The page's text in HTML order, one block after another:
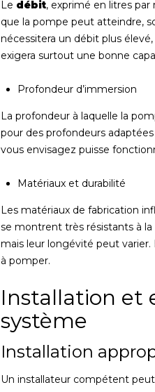
Le débit, exprimé en litres
que la pompe peut atteindre,
nécessitera un débit plus
exigera surtout une bonne
Profondeur d’immersion
La profondeur à laquelle la
pour des profondeurs
vous envisagez puisse
Matériaux et durabilité
Les matériaux de fabrication
se montrent très résistants à
mais leur longévité peut varier.
à pomper.
Installation et
système
Installation
Un installateur compétent